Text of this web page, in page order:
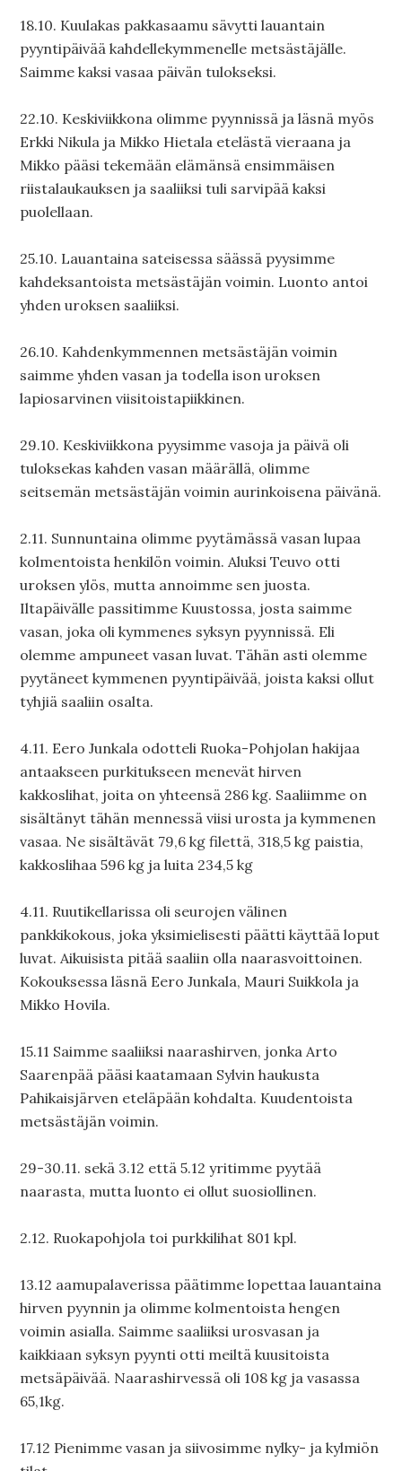
18.10. Kuulakas pakkasaamu sävytti lauantain
pyyntipäivää kahdellekymmenelle metsästäjälle.
Saimme kaksi vasaa päivän tulokseksi.
22.10. Keskiviikkona olimme pyynnissä ja läsnä myös
Erkki Nikula ja Mikko Hietala etelästä vieraana ja
Mikko pääsi tekemään elämänsä ensimmäisen
riistalaukauksen ja saaliiksi tuli sarvipää kaksi
puolellaan.
25.10. Lauantaina sateisessa säässä pyysimme
kahdeksantoista metsästäjän voimin. Luonto antoi
yhden uroksen saaliiksi.
26.10. Kahdenkymmennen metsästäjän voimin
saimme yhden vasan ja todella ison uroksen
lapiosarvinen viisitoistapiikkinen.
29.10. Keskiviikkona pyysimme vasoja ja päivä oli
tuloksekas kahden vasan määrällä, olimme
seitsemän metsästäjän voimin aurinkoisena päivänä.
2.11. Sunnuntaina olimme pyytämässä vasan lupaa
kolmentoista henkilön voimin. Aluksi Teuvo otti
uroksen ylös, mutta annoimme sen juosta.
Iltapäivälle passitimme Kuustossa, josta saimme
vasan, joka oli kymmenes syksyn pyynnissä. Eli
olemme ampuneet vasan luvat. Tähän asti olemme
pyytäneet kymmenen pyyntipäivää, joista kaksi ollut
tyhjiä saaliin osalta.
4.11. Eero Junkala odotteli Ruoka-Pohjolan hakijaa
antaakseen purkitukseen menevät hirven
kakkoslihat, joita on yhteensä 286 kg. Saaliimme on
sisältänyt tähän mennessä viisi urosta ja kymmenen
vasaa. Ne sisältävät 79,6 kg filettä, 318,5 kg paistia,
kakkoslihaa 596 kg ja luita 234,5 kg
4.11. Ruutikellarissa oli seurojen välinen
pankkikokous, joka yksimielisesti päätti käyttää loput
luvat. Aikuisista pitää saaliin olla naarasvoittoinen.
Kokouksessa läsnä Eero Junkala, Mauri Suikkola ja
Mikko Hovila.
15.11 Saimme saaliiksi naarashirven, jonka Arto
Saarenpää pääsi kaatamaan Sylvin haukusta
Pahikaisjärven eteläpään kohdalta. Kuudentoista
metsästäjän voimin.
29-30.11. sekä 3.12 että 5.12 yritimme pyytää
naarasta, mutta luonto ei ollut suosiollinen.
2.12. Ruokapohjola toi purkkilihat 801 kpl.
13.12 aamupalaverissa päätimme lopettaa lauantaina
hirven pyynnin ja olimme kolmentoista hengen
voimin asialla. Saimme saaliiksi urosvasan ja
kaikkiaan syksyn pyynti otti meiltä kuusitoista
metsäpäivää. Naarashirvessä oli 108 kg ja vasassa
65,1kg.
17.12 Pienimme vasan ja siivosimme nylky- ja kylmiön